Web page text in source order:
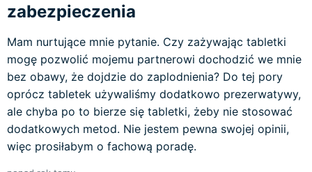
zabezpieczenia
Mam nurtujące mnie pytanie. Czy zażywając tabletki
mogę pozwolić mojemu partnerowi dochodzić we mnie
bez obawy, że dojdzie do zaplodnienia? Do tej pory
oprócz tabletek używaliśmy dodatkowo prezerwatywy,
ale chyba po to bierze się tabletki, żeby nie stosować
dodatkowych metod. Nie jestem pewna swojej opinii,
więc prosiłabym o fachową poradę.